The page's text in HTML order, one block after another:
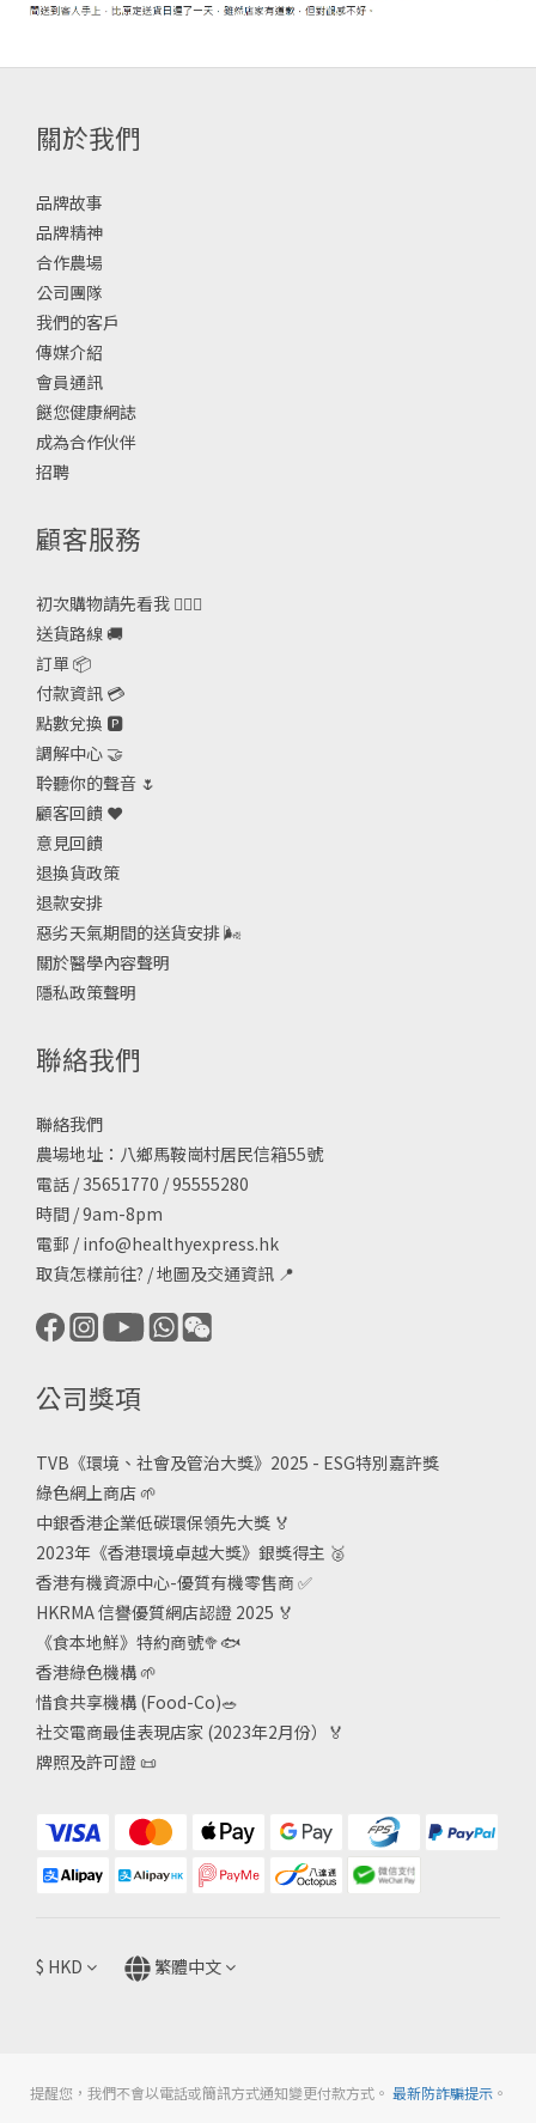
關於我們
品牌故事
品牌精神
合作農場
公司團隊
我們的客戶
傳媒介紹
會員通訊
餸您健康網誌
成為合作伙伴
招聘
顧客服務
初次購物請先看我 🙋🏻‍♀️
送貨路線 🚚
訂單 📦
付款資訊 💳
點數兌換 🅿️
調解中心 🤝
聆聽你的聲音 🌷
顧客回饋 ❤️
意見回饋
退換貨政策
退款安排
惡劣天氣期間的送貨安排🌬
關於醫學內容聲明
隱私政策聲明
聯絡我們
聯絡我們
農場地址：八鄉馬鞍崗村居民信箱55號
電話 / 35651770 / 95555280
時間 / 9am-8pm
電郵 / info@healthyexpress.hk
取貨怎樣前往? /地圖及交通資訊 📍
公司獎項
TVB《環境、社會及管治大獎》2025 - ESG特別嘉許獎
綠色網上商店 🌱
中銀香港企業低碳環保領先大獎 🏅
2023年《香港環境卓越大獎》銀獎得主 🥈
香港有機資源中心-優質有機零售商✅
HKRMA 信譽優質網店認證 2025 🏅
《食本地鮮》特約商號🥦🐟
香港綠色機構 🌱
惜食共享機構 (Food-Co)🥗
社交電商最佳表現店家 (2023年2月份）🏅
牌照及許可證 📜
$ HKD 繁體中文
提醒您，我們不會以電話或簡訊方式通知變更付款方式。 最新防詐騙提示。